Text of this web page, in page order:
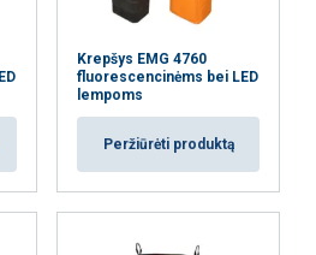
Krepšys EMG 4760
fluorescencinėms bei LED
lempoms
Peržiūrėti produktą
AŠ SUTINKU
NESUTINKU